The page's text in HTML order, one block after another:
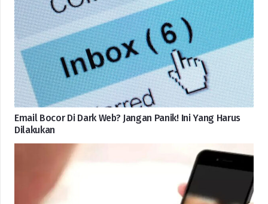
Email Bocor Di Dark Web? Jangan Panik! Ini Yang Harus
Dilakukan